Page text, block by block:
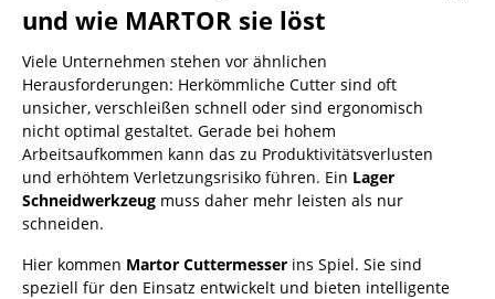
und wie MARTOR sie löst
Viele Unternehmen stehen vor ähnlichen
Herausforderungen: Herkömmliche Cutter sind oft
unsicher, verschleißen schnell oder sind ergonomisch
nicht optimal gestaltet. Gerade bei hohem
Arbeitsaufkommen kann das zu Produktivitätsverlusten
und erhöhtem Verletzungsrisiko führen. Ein Lager
Schneidwerkzeug muss daher mehr leisten als nur
schneiden.
Hier kommen Martor Cuttermesser ins Spiel. Sie sind
speziell für den Einsatz entwickelt und bieten intelligente